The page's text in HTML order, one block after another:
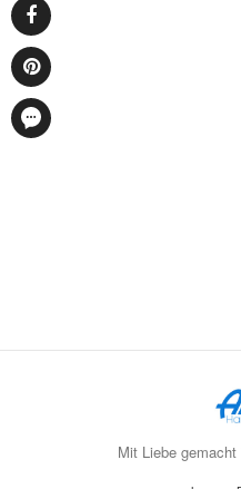
Mit Liebe